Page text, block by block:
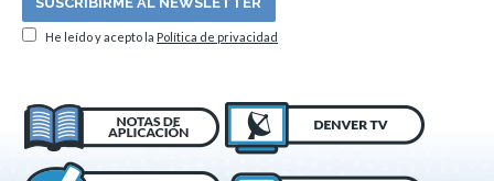
He leído y acepto la Política de privacidad